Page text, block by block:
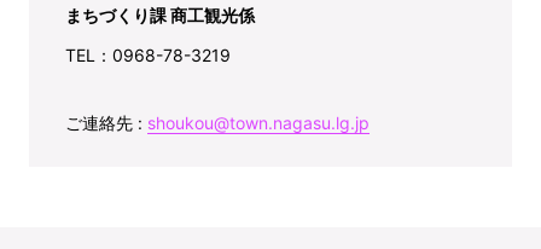
まちづくり課 商工観光係
TEL：0968-78-3219
ご連絡先 : shoukou@town.nagasu.lg.jp